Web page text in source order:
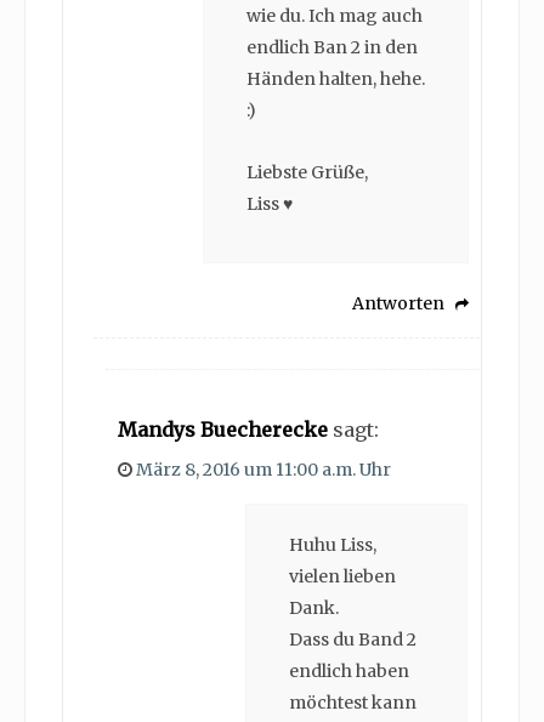
wie du. Ich mag auch
endlich Ban 2 in den
Händen halten, hehe.
:)
Liebste Grüße,
Liss ♥
Antworten
Mandys Buecherecke sagt:
März 8, 2016 um 11:00 a.m. Uhr
Huhu Liss,
vielen lieben
Dank.
Dass du Band 2
endlich haben
möchtest kann